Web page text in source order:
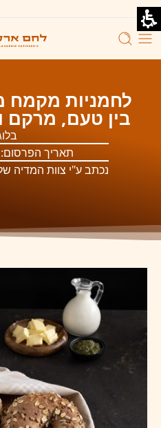
לחמניות מקמח
בין טעם, מרקם
תאריך הפרסום:
נכתב ע"י צוות המדיה